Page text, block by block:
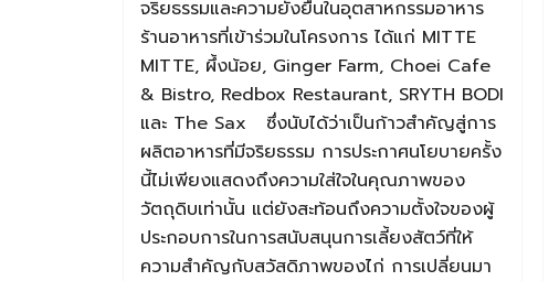
จริยธรรมและความยั่งยืนในอุตสาหกรรมอาหาร
ร้านอาหารที่เข้าร่วมในโครงการ ได้แก่ MITTE
MITTE, ผึ้งน้อย, Ginger Farm, Choei Cafe
& Bistro, Redbox Restaurant, SRYTH BODI
และ The Sax ซึ่งนับได้ว่าเป็นก้าวสำคัญสู่การ
ผลิตอาหารที่มีจริยธรรม การประกาศนโยบายครั้ง
นี้ไม่เพียงแสดงถึงความใส่ใจในคุณภาพของ
วัตถุดิบเท่านั้น แต่ยังสะท้อนถึงความตั้งใจของผู้
ประกอบการในการสนับสนุนการเลี้ยงสัตว์ที่ให้
ความสำคัญกับสวัสดิภาพของไก่ การเปลี่ยนมา